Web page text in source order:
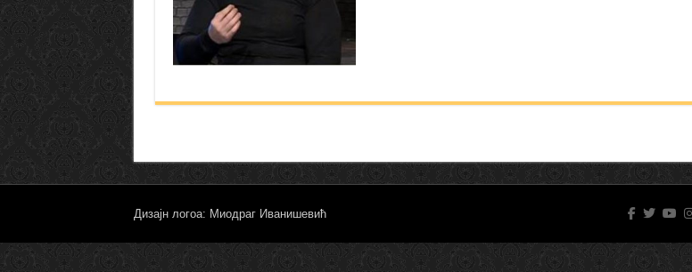
Дизајн логоа: Миодраг Иванишевић